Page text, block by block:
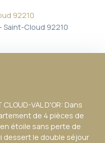
92210
Saint-Cloud 92210
VAL D'OR: Dans
de 4 pièces de
étoile sans perte de
dessert le double séjour